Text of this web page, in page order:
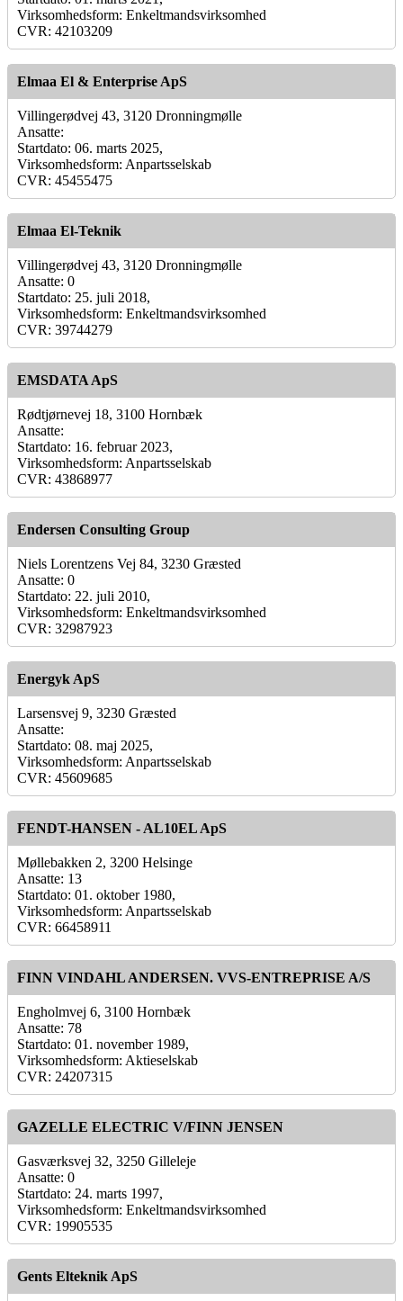
Virksomhedsform: Enkeltmandsvirksomhed
CVR: 42103209
Elmaa El & Enterprise ApS
Villingerødvej 43, 3120 Dronningmølle
Ansatte:
Startdato: 06. marts 2025,
Virksomhedsform: Anpartsselskab
CVR: 45455475
Elmaa El-Teknik
Villingerødvej 43, 3120 Dronningmølle
Ansatte: 0
Startdato: 25. juli 2018,
Virksomhedsform: Enkeltmandsvirksomhed
CVR: 39744279
EMSDATA ApS
Rødtjørnevej 18, 3100 Hornbæk
Ansatte:
Startdato: 16. februar 2023,
Virksomhedsform: Anpartsselskab
CVR: 43868977
Endersen Consulting Group
Niels Lorentzens Vej 84, 3230 Græsted
Ansatte: 0
Startdato: 22. juli 2010,
Virksomhedsform: Enkeltmandsvirksomhed
CVR: 32987923
Energyk ApS
Larsensvej 9, 3230 Græsted
Ansatte:
Startdato: 08. maj 2025,
Virksomhedsform: Anpartsselskab
CVR: 45609685
FENDT-HANSEN - AL10EL ApS
Møllebakken 2, 3200 Helsinge
Ansatte: 13
Startdato: 01. oktober 1980,
Virksomhedsform: Anpartsselskab
CVR: 66458911
FINN VINDAHL ANDERSEN. VVS-ENTREPRISE A/S
Engholmvej 6, 3100 Hornbæk
Ansatte: 78
Startdato: 01. november 1989,
Virksomhedsform: Aktieselskab
CVR: 24207315
GAZELLE ELECTRIC V/FINN JENSEN
Gasværksvej 32, 3250 Gilleleje
Ansatte: 0
Startdato: 24. marts 1997,
Virksomhedsform: Enkeltmandsvirksomhed
CVR: 19905535
Gents Elteknik ApS